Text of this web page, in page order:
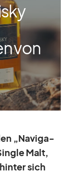
von
„Na­vi­ga­
Malt,
sich